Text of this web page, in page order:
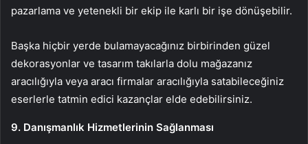
pazarlama ve yetenekli bir ekip ile karlı bir işe dönüşebilir.
Başka hiçbir yerde bulamayacağınız birbirinden güzel
dekorasyonlar ve tasarım takılarla dolu mağazanız
aracılığıyla veya aracı firmalar aracılığıyla satabileceğiniz
eserlerle tatmin edici kazançlar elde edebilirsiniz.
9. Danışmanlık Hizmetlerinin Sağlanması